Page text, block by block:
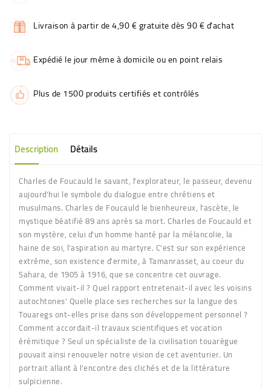
Livraison à partir de 4,90 € gratuite dès 90 € d'achat
Expédié le jour même à domicile ou en point relais
Plus de 1500 produits certifiés et contrôlés
Description Détails
Charles de Foucauld le savant, l'explorateur, le passeur, devenu
aujourd'hui le symbole du dialogue entre chrétiens et
musulmans. Charles de Foucauld le bienheureux, l'ascète, le
mystique béatifié 89 ans après sa mort. Charles de Foucauld et
son mystère, celui d'un homme hanté par la mélancolie, la
haine de soi, l'aspiration au martyre. C'est sur son expérience
extrême, son existence d'ermite, à Tamanrasset, au coeur du
Sahara, de 1905 à 1916, que se concentre cet ouvrage.
Comment vivait-il ? Quel rapport entretenait-il avec les voisins
autochtones' Quelle place ses recherches sur la langue des
Touaregs ont-elles prise dans son développement personnel ?
Comment accordait-il travaux scientifiques et vocation
érémitique ? Seul un spécialiste de la civilisation touarègue
pouvait ainsi renouveler notre vision de cet aventurier. Un
portrait allant à l'encontre des clichés et de la littérature
sulpicienne.